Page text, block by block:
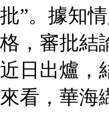
批”。據知
格，審批結
近日出爐，
來看，華海